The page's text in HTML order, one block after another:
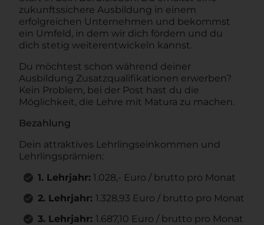
zukunftssichere Ausbildung in einem
erfolgreichen Unternehmen und bekommst
ein Umfeld, in dem wir dich fördern und du
dich stetig weiterentwickeln kannst.
Du möchtest schon während deiner
Ausbildung Zusatzqualifikationen erwerben?
Kein Problem, bei der Post hast du die
Möglichkeit, die Lehre mit Matura zu machen.
Bezahlung
Dein attraktives Lehrlingseinkommen und
Lehrlingsprämien:
1. Lehrjahr: 1.028,- Euro / brutto pro Monat
2. Lehrjahr: 1.328,93 Euro / brutto pro Monat
3. Lehrjahr: 1.687,10 Euro / brutto pro Monat